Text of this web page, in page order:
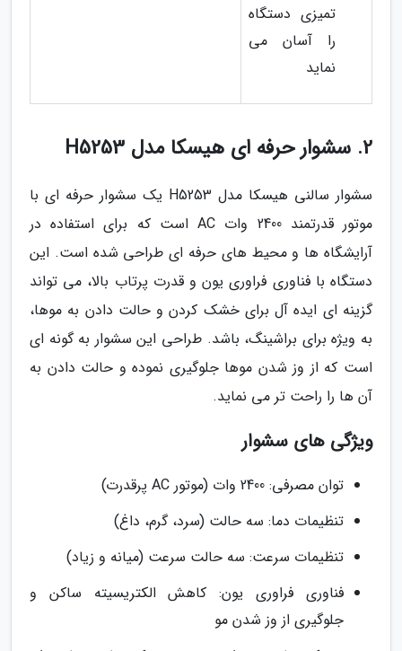
تمیزی دستگاه
را آسان می
نماید
2. سشوار حرفه ای هیسکا مدل H5253
سشوار سالنی هیسکا مدل H5253 یک سشوار حرفه ای با
موتور قدرتمند 2400 وات AC است که برای استفاده در
آرایشگاه ها و محیط های حرفه ای طراحی شده است. این
دستگاه با فناوری فراوری یون و قدرت پرتاب بالا، می تواند
گزینه ای ایده آل برای خشک کردن و حالت دادن به موها،
به ویژه برای براشینگ، باشد. طراحی این سشوار به گونه ای
است که از وز شدن موها جلوگیری نموده و حالت دادن به
آن ها را راحت تر می نماید.
ویژگی های سشوار
توان مصرفی: 2400 وات (موتور AC پرقدرت)
تنظیمات دما: سه حالت (سرد، گرم، داغ)
تنظیمات سرعت: سه حالت سرعت (میانه و زیاد)
فناوری فراوری یون: کاهش الکتریسیته ساکن و
جلوگیری از وز شدن مو